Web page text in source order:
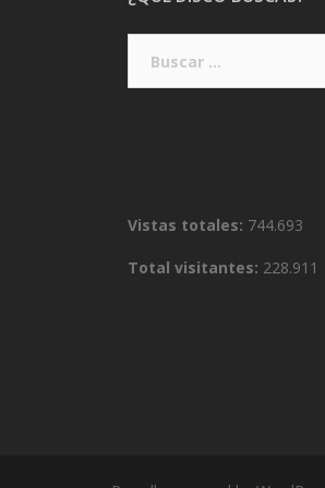
Vistas totales: 744.693
Total visitantes: 228.911